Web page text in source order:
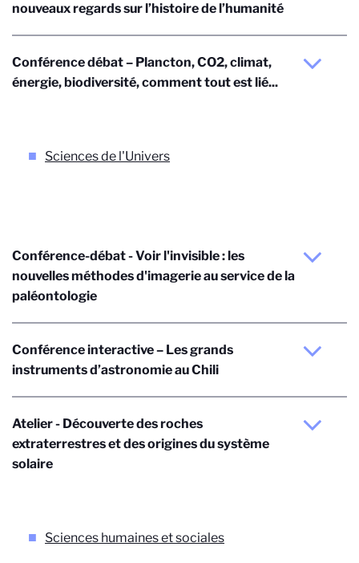
nouveaux regards sur l’histoire de l’humanité
Conférence débat – Plancton, CO2, climat,
énergie, biodiversité, comment tout est lié...
Sciences de l'Univers
Conférence-débat - Voir l'invisible : les
nouvelles méthodes d'imagerie au service de la
paléontologie
Conférence interactive – Les grands
instruments d’astronomie au Chili
Atelier - Découverte des roches
extraterrestres et des origines du système
solaire
Sciences humaines et sociales